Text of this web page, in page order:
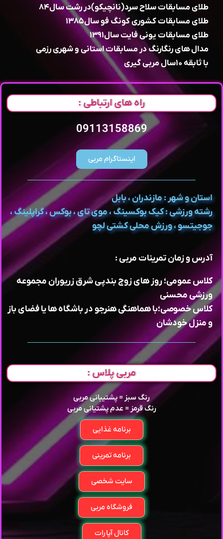
طلای مسابقات سلاح سرد(نانچیکو)در رشت سال۸۴
طلای مسابقات کشوری کونگ فو سال۱۳۸۵
طلای مسابقات یونی فایت سال۱۳۹۱
مدال های رنگارنگ در مسابقات استانی و شهری ‌رزمی
با ثابقه ۱۰سال مربی گیری
راه های ارتباطی :
09113158869
اینستاگرام مربی
استان و شهر : مازندران ، بابل
رشته ورزشی : کیک بوکسینگ ، موی تای ، بوکس ، گراپلینگ ،
جوجیتسو ، ورزش محلی کشتی لچو
آدرس و زمان تمرینات مربی :
کلاس عمومی؛ روز های زوج بندپی شرق زریوران مجموعه
ورزشی محسنی
کلاس خصوصی؛با هماهنگی هنرجو در باشگاه ها یا فضای باز
و منزل خودشان
مربی پلاس :
رنگ سبز = پشتیبانی مربی
رنگ قرمز = عدم پشتیانی مربی
برنامه غذایی
برنامه تمرینی
سایت شخصی
فروشگاه مربی
کانال آپارات